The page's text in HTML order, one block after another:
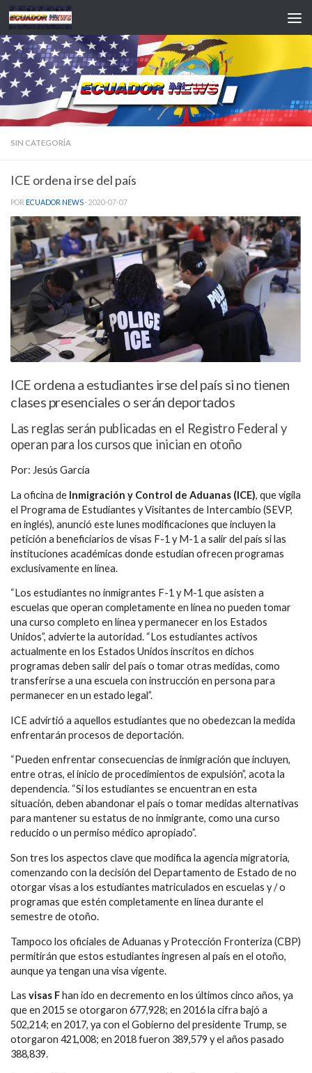
Saltar al contenido
SIN CATEGORÍA
ICE ordena irse del país
POR ECUADOR NEWS · 2020-07-07
ICE ordena a estudiantes irse del país si no tienen
clases presenciales o serán deportados
Las reglas serán publicadas en el Registro Federal y
operan para los cursos que inician en otoño
Por: Jesús García
La oficina de Inmigración y Control de Aduanas (ICE), que vigila
el Programa de Estudiantes y Visitantes de Intercambio (SEVP,
en inglés), anunció este lunes modificaciones que incluyen la
petición a beneficiarios de visas F-1 y M-1 a salir del país si las
instituciones académicas donde estudian ofrecen programas
exclusivamente en línea.
“Los estudiantes no inmigrantes F-1 y M-1 que asisten a
escuelas que operan completamente en línea no pueden tomar
una curso completo en línea y permanecer en los Estados
Unidos”, advierte la autoridad. “Los estudiantes activos
actualmente en los Estados Unidos inscritos en dichos
programas deben salir del país o tomar otras medidas, como
transferirse a una escuela con instrucción en persona para
permanecer en un estado legal”.
ICE advirtió a aquellos estudiantes que no obedezcan la medida
enfrentarán procesos de deportación.
“Pueden enfrentar consecuencias de inmigración que incluyen,
entre otras, el inicio de procedimientos de expulsión”, acota la
dependencia. “Si los estudiantes se encuentran en esta
situación, deben abandonar el país o tomar medidas alternativas
para mantener su estatus de no inmigrante, como una curso
reducido o un permiso médico apropiado”.
Son tres los aspectos clave que modifica la agencia migratoria,
comenzando con la decisión del Departamento de Estado de no
otorgar visas a los estudiantes matriculados en escuelas y / o
programas que estén completamente en línea durante el
semestre de otoño.
Tampoco los oficiales de Aduanas y Protección Fronteriza (CBP)
permitirán que estos estudiantes ingresen al país en el otoño,
aunque ya tengan una visa vigente.
Las visas Fhan ido en decremento en los últimos cinco años, ya
que en 2015 se otorgaron 677,928; en 2016 la cifra bajó a
502,214; en 2017, ya con el Gobierno del presidente Trump, se
otorgaron 421,008; en 2018 fueron 389,579 y el años pasado
388,839.